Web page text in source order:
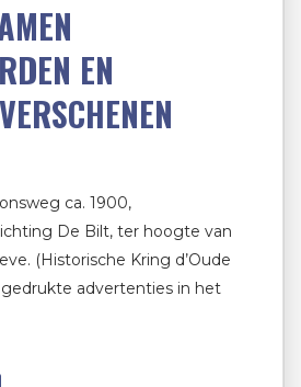
EN
ca. 1900,
De Bilt, ter hoogte van
(Historische Kring d’Oude
advertenties in het